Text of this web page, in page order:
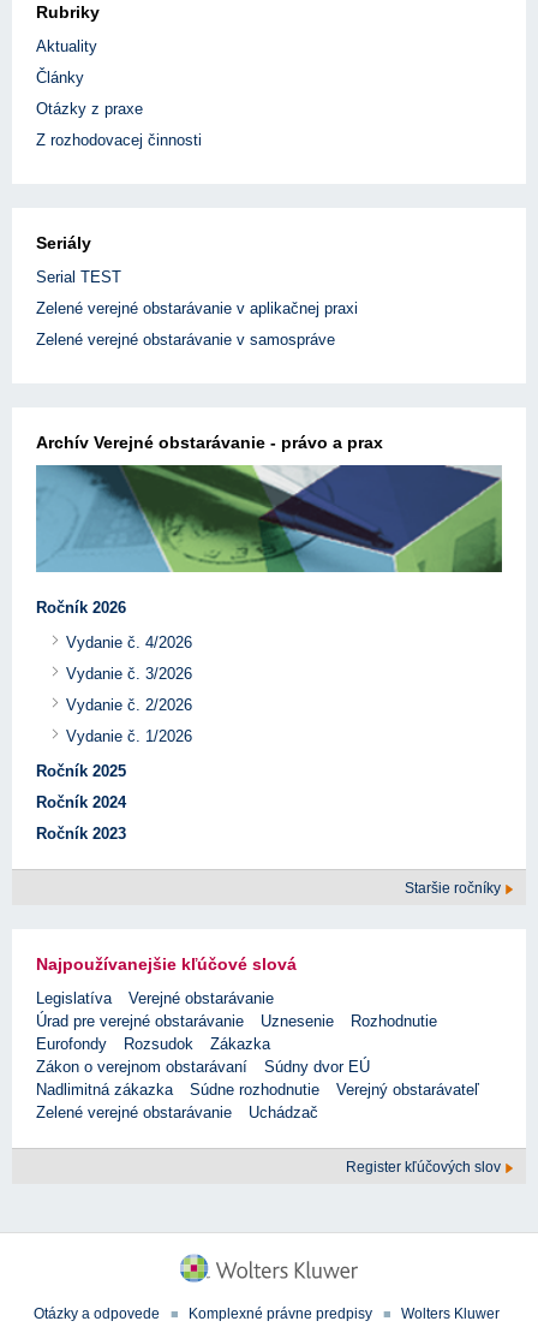
Rubriky
Aktuality
Články
Otázky z praxe
Z rozhodovacej činnosti
Seriály
Serial TEST
Zelené verejné obstarávanie v aplikačnej praxi
Zelené verejné obstarávanie v samospráve
Archív Verejné obstarávanie - právo a prax
Ročník 2026
Vydanie č. 4/2026
Vydanie č. 3/2026
Vydanie č. 2/2026
Vydanie č. 1/2026
Ročník 2025
Ročník 2024
Ročník 2023
Staršie ročníky
Najpoužívanejšie kľúčové slová
Legislatíva
Verejné obstarávanie
Úrad pre verejné obstarávanie
Uznesenie
Rozhodnutie
Eurofondy
Rozsudok
Zákazka
Zákon o verejnom obstarávaní
Súdny dvor EÚ
Nadlimitná zákazka
Súdne rozhodnutie
Verejný obstarávateľ
Zelené verejné obstarávanie
Uchádzač
Register kľúčových slov
Otázky a odpovede Komplexné právne predpisy Wolters Kluwer